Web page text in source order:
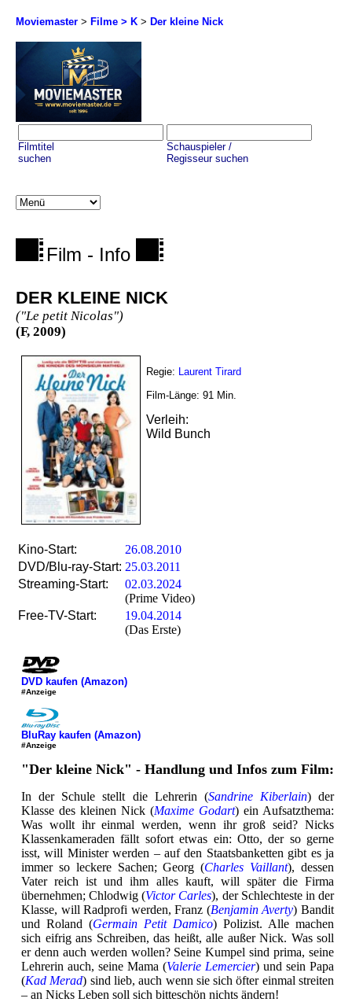
Moviemaster > Filme > K > Der kleine Nick
Filmtitel
suchen
Schauspieler /
Regisseur suchen
Film - Info
DER KLEINE NICK
("Le petit Nicolas")
(F, 2009)
Regie: Laurent Tirard
Film-Länge: 91 Min.
Verleih:
Wild Bunch
Kino-Start:
26.08.2010
DVD/Blu-ray-Start: 25.03.2011
Streaming-Start:
02.03.2024
(Prime Video)
Free-TV-Start:
19.04.2014
(Das Erste)
DVD kaufen (Amazon)
#Anzeige
BluRay kaufen (Amazon)
#Anzeige
"Der kleine Nick" - Handlung und Infos zum Film:
In der Schule stellt die Lehrerin (Sandrine Kiberlain) der
Klasse des kleinen Nick (Maxime Godart) ein Aufsatzthema:
Was wollt ihr einmal werden, wenn ihr groß seid? Nicks
Klassenkameraden fällt sofort etwas ein: Otto, der so gerne
isst, will Minister werden – auf den Staatsbanketten gibt es ja
immer so leckere Sachen; Georg (Charles Vaillant), dessen
Vater reich ist und ihm alles kauft, will später die Firma
übernehmen; Chlodwig (Victor Carles), der Schlechteste in der
Klasse, will Radprofi werden, Franz (Benjamin Averty) Bandit
und Roland (Germain Petit Damico) Polizist. Alle machen
sich eifrig ans Schreiben, das heißt, alle außer Nick. Was soll
er denn auch werden wollen? Seine Kumpel sind prima, seine
Lehrerin auch, seine Mama (Valerie Lemercier) und sein Papa
(Kad Merad) sind lieb, auch wenn sie sich öfter einmal streiten
– an Nicks Leben soll sich bitteschön nichts ändern!